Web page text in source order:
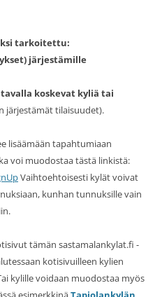
tarkoitettu:
järjestämille
koskevat kyliä tai
järjestämät tilaisuudet).
lisäämään tapahtumiaan
voi muodostaa tästä linkistä:
Vaihtoehtoisesti kylät voivat
kunhan tunnuksille vain
tämän sastamalankylat.fi -
kotisivuilleen kylien
kylille voidaan muodostaa myös